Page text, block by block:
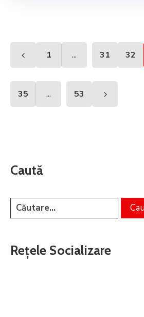
1 ... 31 32
35 ... 53
Caută
Rețele Socializare